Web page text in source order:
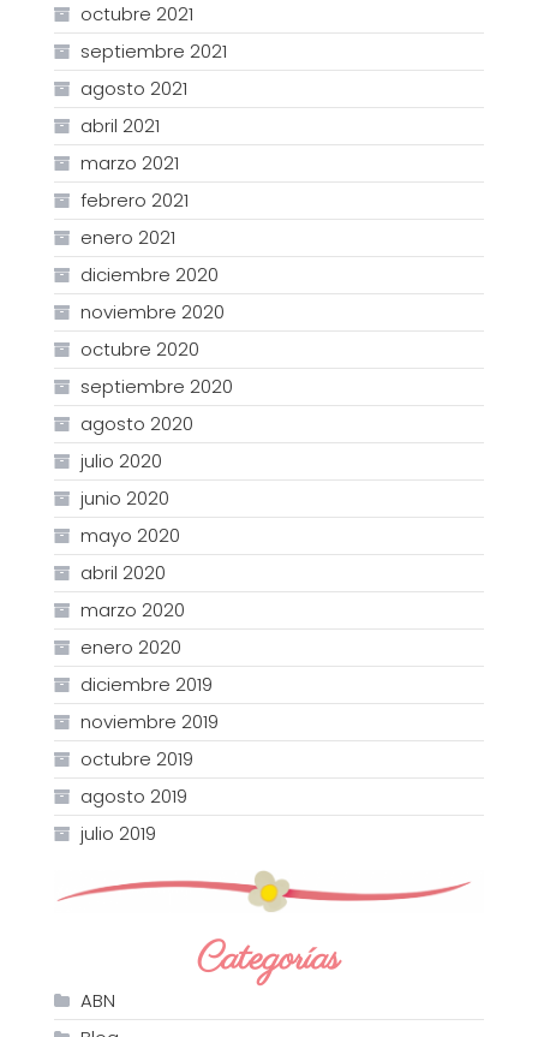
octubre 2021
septiembre 2021
agosto 2021
abril 2021
marzo 2021
febrero 2021
enero 2021
diciembre 2020
noviembre 2020
octubre 2020
septiembre 2020
agosto 2020
julio 2020
junio 2020
mayo 2020
abril 2020
marzo 2020
enero 2020
diciembre 2019
noviembre 2019
octubre 2019
agosto 2019
julio 2019
Categorías
ABN